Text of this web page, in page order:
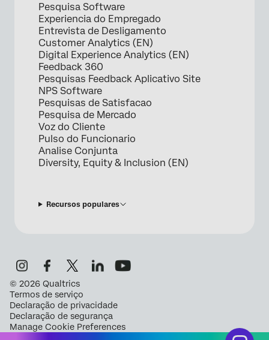
Pesquisa Software
Experiencia do Empregado
Entrevista de Desligamento
Customer Analytics (EN)
Digital Experience Analytics (EN)
Feedback 360
Pesquisas Feedback Aplicativo Site
NPS Software
Pesquisas de Satisfacao
Pesquisa de Mercado
Voz do Cliente
Pulso do Funcionario
Analise Conjunta
Diversity, Equity & Inclusion (EN)
Recursos populares
© 2026 Qualtrics
Termos de serviço
Declaração de privacidade
Declaração de segurança
Manage Cookie Preferences